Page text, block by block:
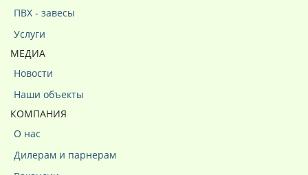
ПВХ - завесы
Услуги
МЕДИА
Новости
Наши объекты
КОМПАНИЯ
О нас
Дилерам и парнерам